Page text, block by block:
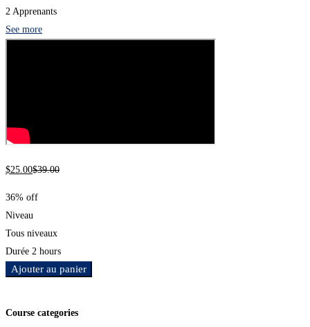
2 Apprenants
See more
$25.00$39.00
36% off
Niveau
Tous niveaux
Durée 2 hours
Ajouter au panier
Course categories